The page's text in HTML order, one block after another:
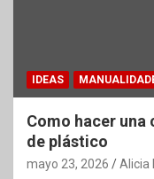
IDEAS
Como hacer una
de plástico
mayo 23, 2026 Alicia